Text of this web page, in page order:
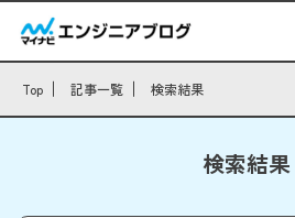
Top 記事一覧 検索結果
検索結果